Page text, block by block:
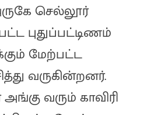
செல்லூர்
புதுப்பட்டிணம்
மேற்பட்ட
வருகின்றனர்.
வரும் காவிரி